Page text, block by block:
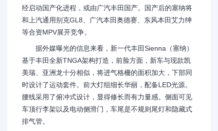
经启动国产化进程，或由广汽丰田国产。国产后的塞纳将
和上汽通用别克GL8、广汽本田奥德赛、东风本田艾力绅
等合资MPV展开竞争。
据外媒曝光的信息来看，新一代丰田Sienna（塞纳）
基于丰田全新TNGA架构打造，前脸方面，新车与现款凯
美瑞、亚洲龙十分相似，将进气格栅的面积加大，下部同
时设计了运动套件。前大灯组细长华丽，配备LED光源。
腰线采用了俯冲式设计，显得修长而有力量感。侧面可见
车顶行李架以及电动侧滑门，车尾是不规则尾灯和隐藏式
排气管。